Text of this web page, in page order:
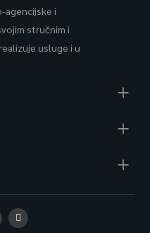
agencijske i
stručnim i
usluge i u